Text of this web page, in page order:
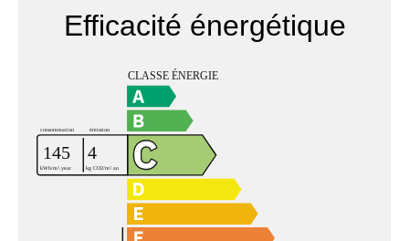
Efficacité énergétique